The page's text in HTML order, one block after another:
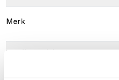
Merk
Voedingsadvies